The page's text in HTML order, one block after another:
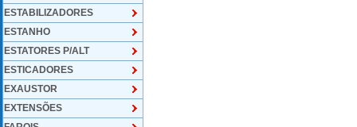
ESTABILIZADORES
ESTANHO
ESTATORES P/ALT
ESTICADORES
EXAUSTOR
EXTENSÕES